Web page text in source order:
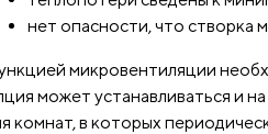
нет опасности, что створка
микровентиляции
может устанавливаться и
комнат, в которых